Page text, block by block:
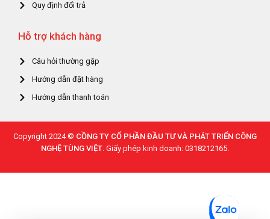
Quy định đổi trả
Hỗ trợ khách hàng
Câu hỏi thường gặp
Hướng dẫn đặt hàng
Hướng dẫn thanh toán
Copyright 2024 © CỒNG TY CỔ PHẦN ĐẦU TƯ VÀ PHÁT TRIỂN CÔNG
NGHỆ TÙNG VIỆT. Giấy phép kinh doanh: 0318212165.